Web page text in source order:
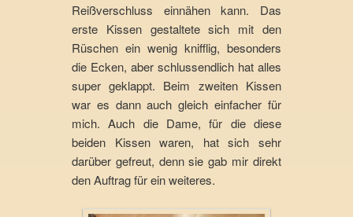
Reißverschluss einnähen kann. Das
erste Kissen gestaltete sich mit den
Rüschen ein wenig knifflig, besonders
die Ecken, aber schlussendlich hat alles
super geklappt. Beim zweiten Kissen
war es dann auch gleich einfacher für
mich. Auch die Dame, für die diese
beiden Kissen waren, hat sich sehr
darüber gefreut, denn sie gab mir direkt
den Auftrag für ein weiteres.